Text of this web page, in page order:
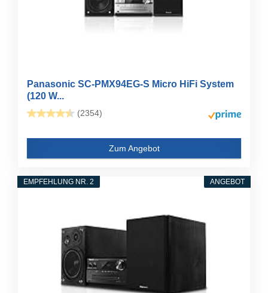
Panasonic SC-PMX94EG-S Micro HiFi System
(120 W...
(2354)
Zum Angebot
ANGEBOT
EMPFEHLUNG NR. 2